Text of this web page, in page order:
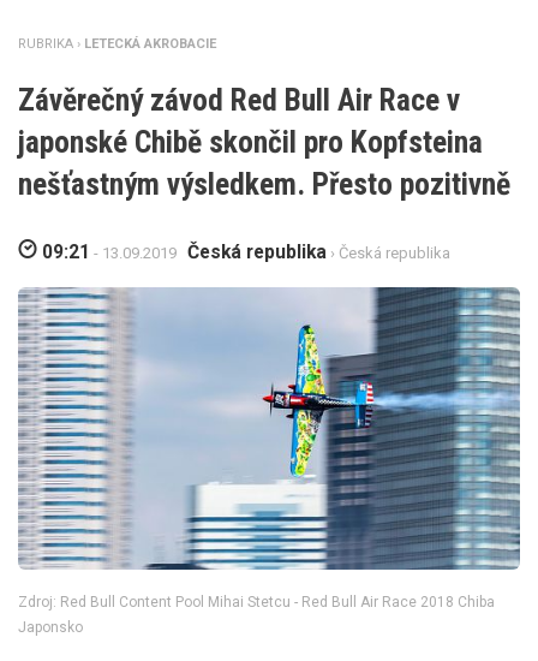
REGION
RUBRIKA › LETECKÁ AKROBACIE
Závěrečný závod Red Bull Air Race v
japonské Chibě skončil pro Kopfsteina
nešťastným výsledkem. Přesto pozitivně
09:21 - 13.09.2019 Česká republika › Česká republika
Zdroj: Red Bull Content Pool Mihai Stetcu - Red Bull Air Race 2018 Chiba
Japonsko